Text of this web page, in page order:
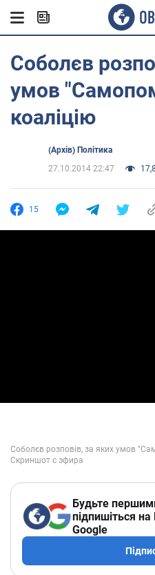
Соболєв
умов
коаліцію
(Архів) Політика
27.10.2014 22:47
15
Будьте
підпишіться
Google